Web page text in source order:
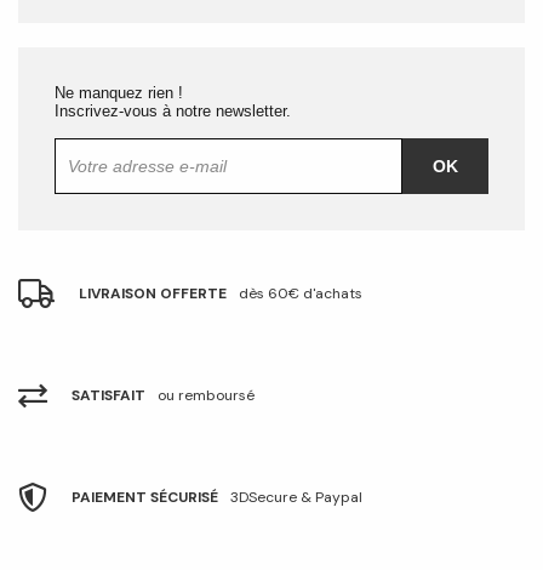
Ne manquez rien !
Inscrivez-vous à notre newsletter.
OK
LIVRAISON OFFERTE dès 60€ d'achats
SATISFAIT ou remboursé
PAIEMENT SÉCURISÉ 3DSecure & Paypal